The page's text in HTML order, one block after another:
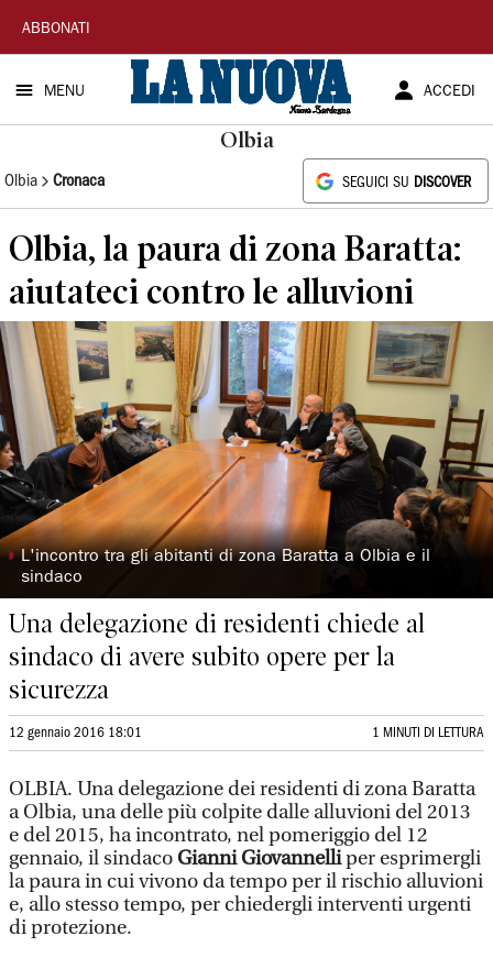
La
Nuova
Sardegna
ABBONATI
MENU ACCEDI
Olbia
Olbia Cronaca SEGUICI SU DISCOVER
Olbia, la paura di zona Baratta:
aiutateci contro le alluvioni
◗L'incontro tra gli abitanti di zona Baratta a Olbia e il
sindaco
Una delegazione di residenti chiede al
sindaco di avere subito opere per la
sicurezza
12 gennaio 2016 18:01 1 MINUTI DI LETTURA
OLBIA. Una delegazione dei residenti di zona Baratta
a Olbia, una delle più colpite dalle alluvioni del 2013
e del 2015, ha incontrato, nel pomeriggio del 12
gennaio, il sindacoGianni Giovannelliper esprimergli
la paura in cui vivono da tempo per il rischio alluvioni
e, allo stesso tempo, per chiedergli interventi urgenti
di protezione.